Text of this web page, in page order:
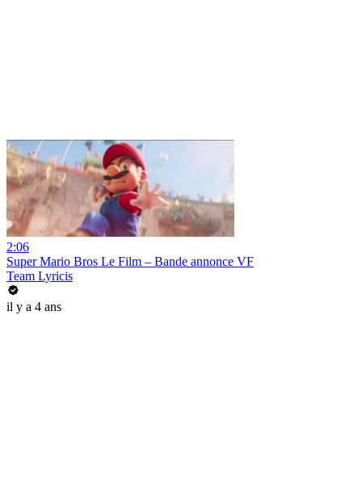
2:06
Super Mario Bros Le Film – Bande annonce VF
Team Lyricis
il y a 4 ans